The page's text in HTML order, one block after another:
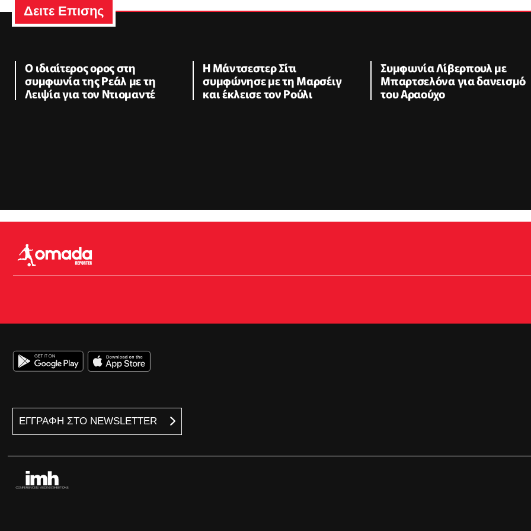
Δειτε Επισης
Ο ιδιαίτερος ορος στη
συμφωνία της Ρεάλ με τη
Λειψία για τον Ντιομαντέ
Η Μάντσεστερ Σίτι
συμφώνησε με τη Μαρσέιγ
και έκλεισε τον Ρούλι
Συμφωνία Λίβερπουλ με
Μπαρτσελόνα για δανεισμό
του Αραούχο
ΕΓΓΡΑΦΗ ΣΤΟ NEWSLETTER